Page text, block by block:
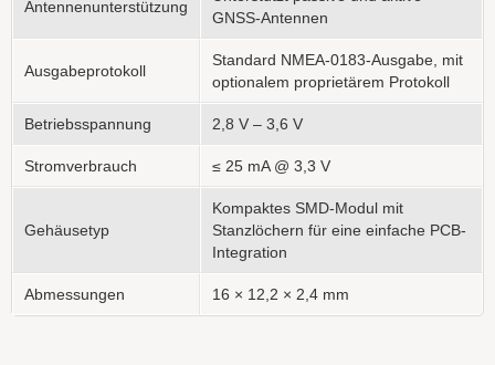
Antennenunterstützung
GNSS-Antennen
Ausgabeprotokoll
Standard NMEA-0183-Ausgabe, mit
optionalem proprietärem Protokoll
Betriebsspannung 2,8 V – 3,6 V
Stromverbrauch ≤ 25 mA @ 3,3 V
Gehäusetyp
Kompaktes SMD-Modul mit
Stanzlöchern für eine einfache PCB-
Integration
Abmessungen 16 × 12,2 × 2,4 mm